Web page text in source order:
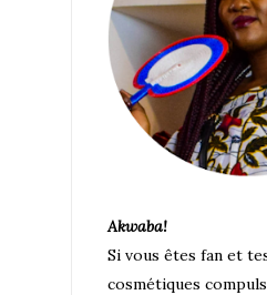
Akwaba!
Si vous êtes fan et
cosmétiques